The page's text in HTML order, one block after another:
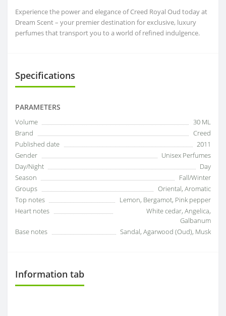
Experience the power and elegance of Creed Royal Oud today at
Dream Scent – your premier destination for exclusive, luxury
perfumes that transport you to a world of refined indulgence.
Specifications
PARAMETERS
Volume
30 ML
Brand
Creed
Published date
2011
Gender
Unisex Perfumes
Day/Night
Day
Season
Fall/Winter
Groups
Oriental, Aromatic
Top notes
Lemon, Bergamot, Pink pepper
Heart notes
White cedar, Angelica,
Galbanum
Base notes
Sandal, Agarwood (Oud), Musk
Information tab